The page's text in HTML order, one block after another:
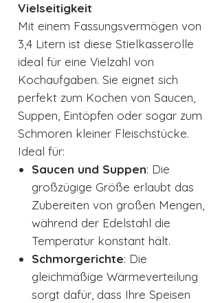
Vielseitigkeit
Mit einem Fassungsvermögen von
3,4 Litern ist diese Stielkasserolle
ideal für eine Vielzahl von
Kochaufgaben. Sie eignet sich
perfekt zum Kochen von Saucen,
Suppen, Eintöpfen oder sogar zum
Schmoren kleiner Fleischstücke.
Ideal für:
Saucen und Suppen: Die
großzügige Größe erlaubt das
Zubereiten von großen Mengen,
während der Edelstahl die
Temperatur konstant hält.
Schmorgerichte: Die
gleichmäßige Wärmeverteilung
sorgt dafür, dass Ihre Speisen